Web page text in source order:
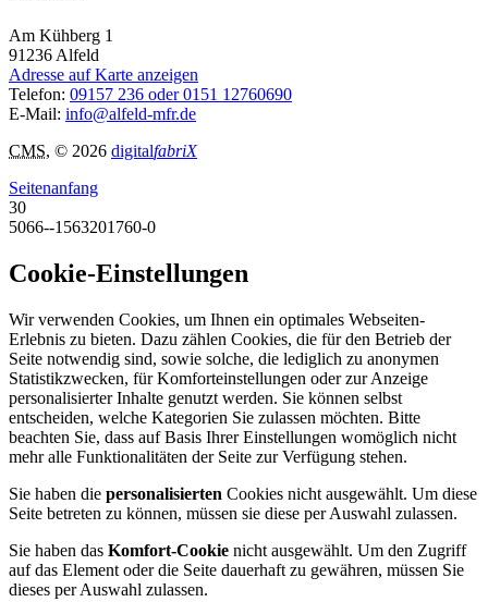
Am Kühberg 1
91236 Alfeld
Adresse auf Karte anzeigen
Telefon: 09157 236 oder 0151 12760690
E-Mail: info@alfeld-mfr.de
CMS, © 2026 digitalfabriX
Seitenanfang
30
5066--1563201760-0
Cookie-Einstellungen
Wir verwenden Cookies, um Ihnen ein optimales Webseiten-
Erlebnis zu bieten. Dazu zählen Cookies, die für den Betrieb der
Seite notwendig sind, sowie solche, die lediglich zu anonymen
Statistikzwecken, für Komforteinstellungen oder zur Anzeige
personalisierter Inhalte genutzt werden. Sie können selbst
entscheiden, welche Kategorien Sie zulassen möchten. Bitte
beachten Sie, dass auf Basis Ihrer Einstellungen womöglich nicht
mehr alle Funktionalitäten der Seite zur Verfügung stehen.
Sie haben die personalisierten Cookies nicht ausgewählt. Um diese
Seite betreten zu können, müssen sie diese per Auswahl zulassen.
Sie haben das Komfort-Cookie nicht ausgewählt. Um den Zugriff
auf das Element oder die Seite dauerhaft zu gewähren, müssen Sie
dieses per Auswahl zulassen.